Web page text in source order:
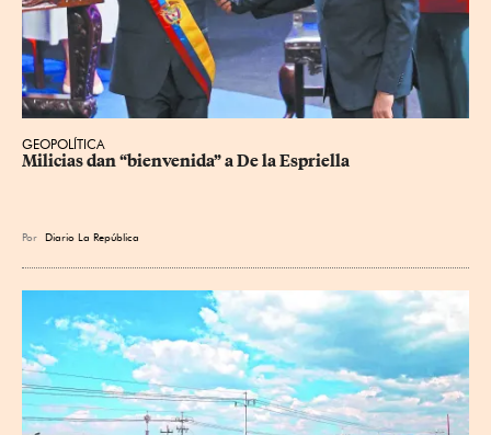
GEOPOLÍTICA
Milicias dan “bienvenida” a De la Espriella
Por Diario La República